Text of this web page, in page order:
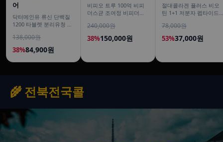
어
닥터메인유 류신 단백질
1200 타블렛 분리유청 산
2개
138,000원
38%84,900원
비피오 트루 100억 비피
더스균 조여정 비피더스
240,000원
38%150,000원
절대콜라겐 플러스 비오
틴 1+1 저분자 펩타이드
120g
78,000원
53%37,000원
🌾 전북전국콜